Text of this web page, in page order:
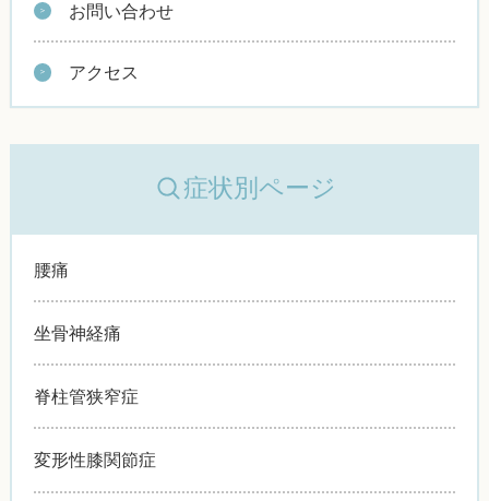
お問い合わせ
アクセス
症状別ページ
腰痛
坐骨神経痛
脊柱管狭窄症
変形性膝関節症